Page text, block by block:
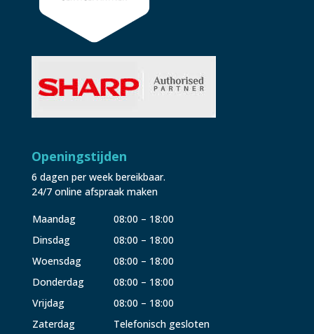
Openingstijden
6 dagen per week bereikbaar.
24/7 online afspraak maken
Maandag
08:00 – 18:00
Dinsdag
08:00 – 18:00
Woensdag
08:00 – 18:00
Donderdag
08:00 – 18:00
Vrijdag
08:00 – 18:00
Zaterdag
Telefonisch gesloten